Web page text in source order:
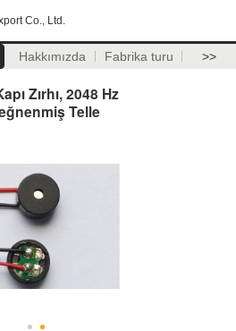
Co., Ltd.
Hakkımızda Fabrika turu >>
Zırhı, 2048 Hz
Telle